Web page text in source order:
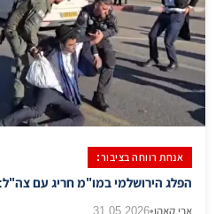
אנחת רווחה בציבור:
הפלג הירושלמי במו"מ חריג עם
ארי קאהן•
31.05.2026